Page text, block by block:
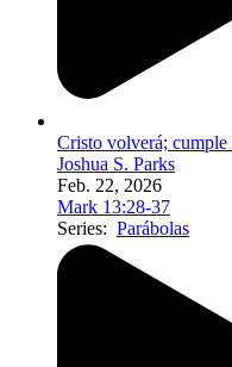
Cristo volverá; cumple
Joshua S. Parks
Feb. 22, 2026
Mark 13:28-37
Series: Parábolas